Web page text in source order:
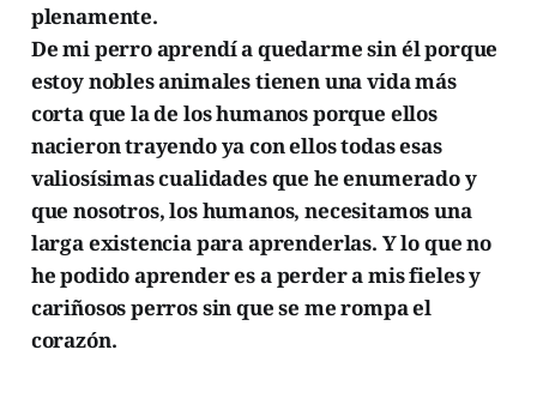
plenamente.
De mi perro aprendí a quedarme sin él porque
estoy nobles animales tienen una vida más
corta que la de los humanos porque ellos
nacieron trayendo ya con ellos todas esas
valiosísimas cualidades que he enumerado y
que nosotros, los humanos, necesitamos una
larga existencia para aprenderlas. Y lo que no
he podido aprender es a perder a mis fieles y
cariñosos perros sin que se me rompa el
corazón.